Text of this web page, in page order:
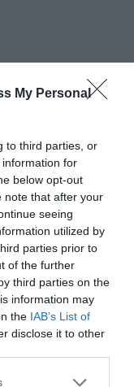
My Personal
to third parties, or
for
below opt-out
note that after your
seeing
utilized by
parties prior to
of the further
third parties on the
information may
the IAB’s List of
disclose it to other